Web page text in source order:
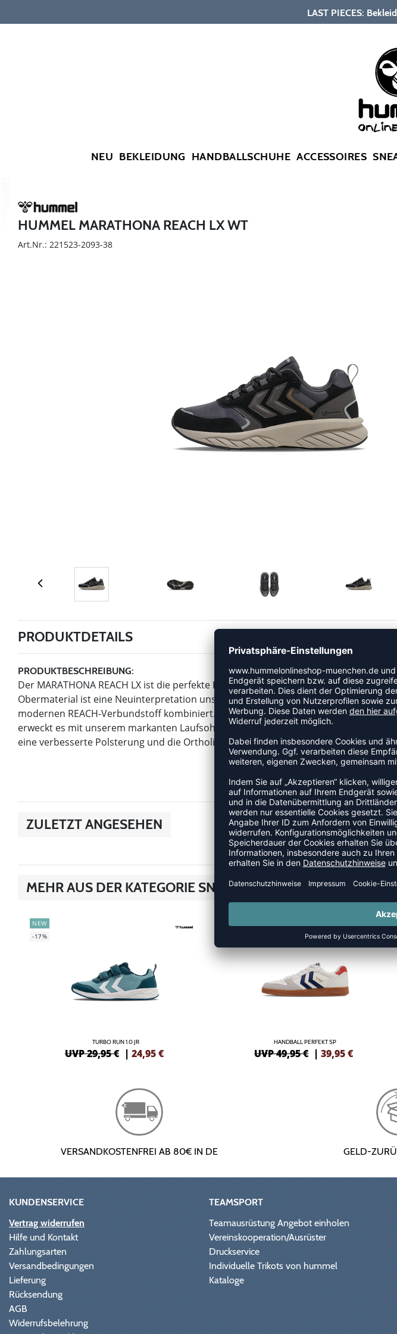
LAST PIECES:
NEU BEKLEIDUNG HANDBALLSCHUHE ACCESSOIRES
HUMMEL MARATHONA REACH LX WT
Art.Nr.: 221523-2093-38
PRODUKTDETAILS
PRODUKTBESCHREIBUNG:
Der MARATHONA REACH LX ist die perfekte Kombination aus Tradition und
Obermaterial ist eine Neuinterpretation unseres beliebten Marathona aus den
modernen REACH-Verbundstoff kombiniert. Diese Kombination nimmt das Beste
erweckt es mit unserem markanten Laufsohlendesign zu neuem Leben. Der REACH
eine verbesserte Polsterung und die Ortholite®-Innensohle sorgt vorne für
ZULETZT ANGESEHEN
MEHR AUS DER KATEGORIE SNEAKER
NEW
-17%
TURBO RUN 1.0 JR
UVP 29,95 € | 24,95€
NEW
HANDBALL PERFEKT SP
UVP 49,95 € |39,95€
VERSANDKOSTENFREI AB 80€ IN DE GELD-
KUNDENSERVICE
Vertrag widerrufen
Hilfe und Kontakt
Zahlungsarten
Versandbedingungen
Lieferung
Rücksendung
AGB
Widerrufsbelehrung
TEAMSPORT
Teamausrüstung Angebot einholen
Vereinskooperation/Ausrüster
Druckservice
Individuelle Trikots von hummel
Kataloge